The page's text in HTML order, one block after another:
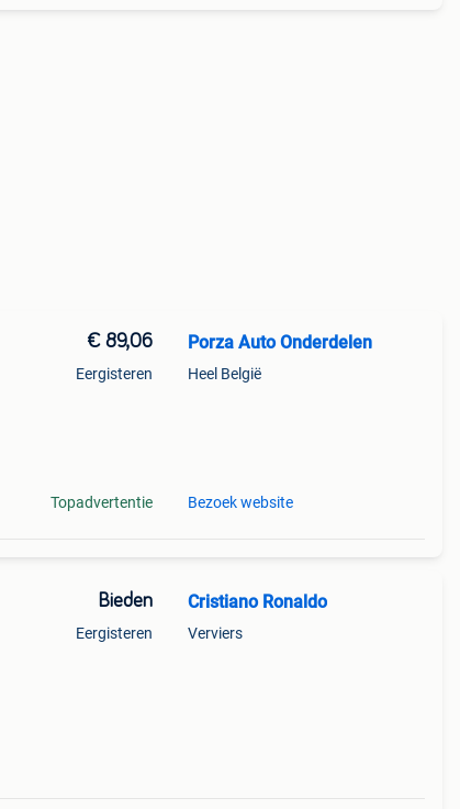
€ 89,06
Eergisteren
Topadvertentie
Porza Auto Onderdelen
Heel België
Bezoek website
Bieden
Eergisteren
Cristiano Ronaldo
Verviers